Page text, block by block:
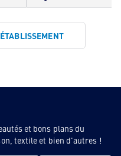
et bons plans du
textile et bien d'autres !